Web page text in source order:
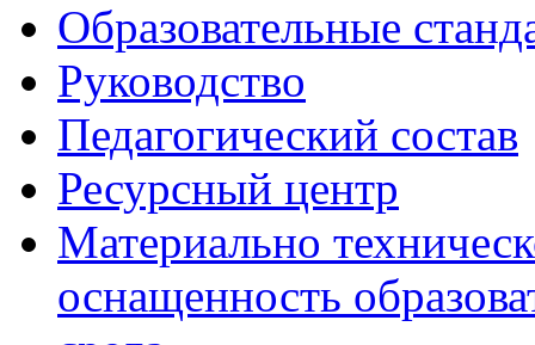
Образовательные
Руководство
Педагогический состав
Ресурсный центр
Материально
оснащенность